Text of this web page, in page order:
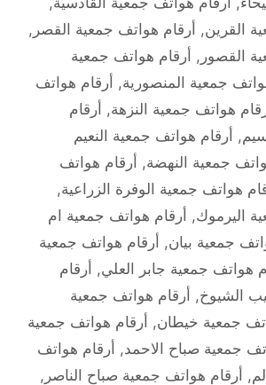
القرين, أرقام هواتف جمعية القصر ,
القصور , أرقام هواتف جمعية
جمعية المنصورية, أرقام هواتف
هواتف جمعية النزهة, أرقام
, أرقام هواتف جمعية النعيم
جمعية النهضة, أرقام هواتف
هواتف جمعية الوفرة الزراعية,
اليرموك, أرقام هواتف جمعية ام
جمعية بيان, أرقام هواتف جمعية
هواتف جمعية جابر العلي, أرقام
الشيوخ, أرقام هواتف جمعية
جمعية خيطان, أرقام هواتف جمعية
جمعية صباح الاحمد, أرقام هواتف
, أرقام هواتف جمعية صباح الناصر ,